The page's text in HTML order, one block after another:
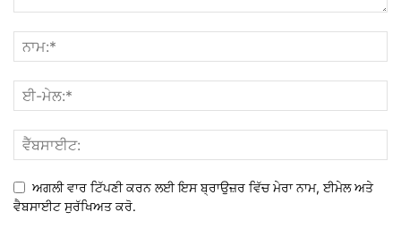
ਅਗਲੀ ਵਾਰ ਟਿੱਪਣੀ ਕਰਨ ਲਈ ਇਸ ਬ੍ਰਾਉਜ਼ਰ ਵਿੱਚ ਮੇਰਾ ਨਾਮ, ਈਮੇਲ ਅਤੇ
ਵੈਬਸਾਈਟ ਸੁਰੱਖਿਅਤ ਕਰੋ.